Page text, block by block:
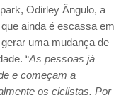
Odirley Ângulo, a
ainda é escassa em
uma mudança de
“As pessoas já
e começam a
os ciclistas. Por